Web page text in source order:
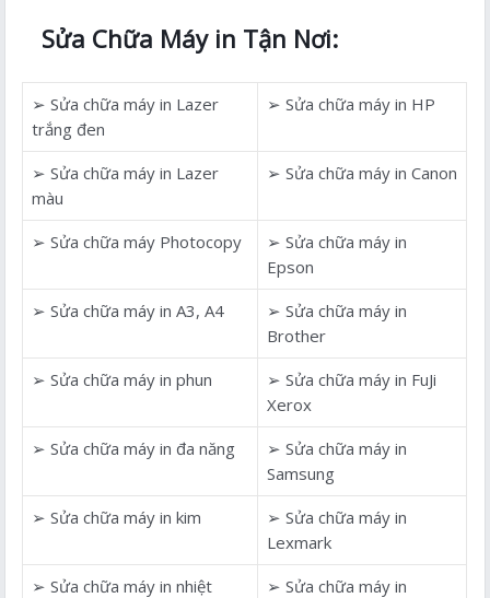
Sửa Chữa Máy in Tận Nơi:
➢ Sửa chữa máy in Lazer
trắng đen
➢ Sửa chữa máy in HP
➢ Sửa chữa máy in Lazer
màu
➢ Sửa chữa máy in Canon
➢ Sửa chữa máy Photocopy
➢ Sửa chữa máy in
Epson
➢ Sửa chữa máy in A3, A4
➢ Sửa chữa máy in
Brother
➢ Sửa chữa máy in phun
➢ Sửa chữa máy in FuJi
Xerox
➢ Sửa chữa máy in đa năng
➢ Sửa chữa máy in
Samsung
➢ Sửa chữa máy in kim
➢ Sửa chữa máy in
Lexmark
➢ Sửa chữa máy in nhiệt
➢ Sửa chữa máy in